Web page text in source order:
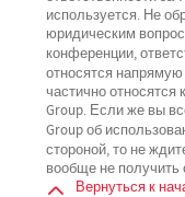
используется. Не
юридическим
конференции,
относятся напрямую
частично
Group. Если же вы
Group об
стороной, то не
вообще не получить
Вернуться к